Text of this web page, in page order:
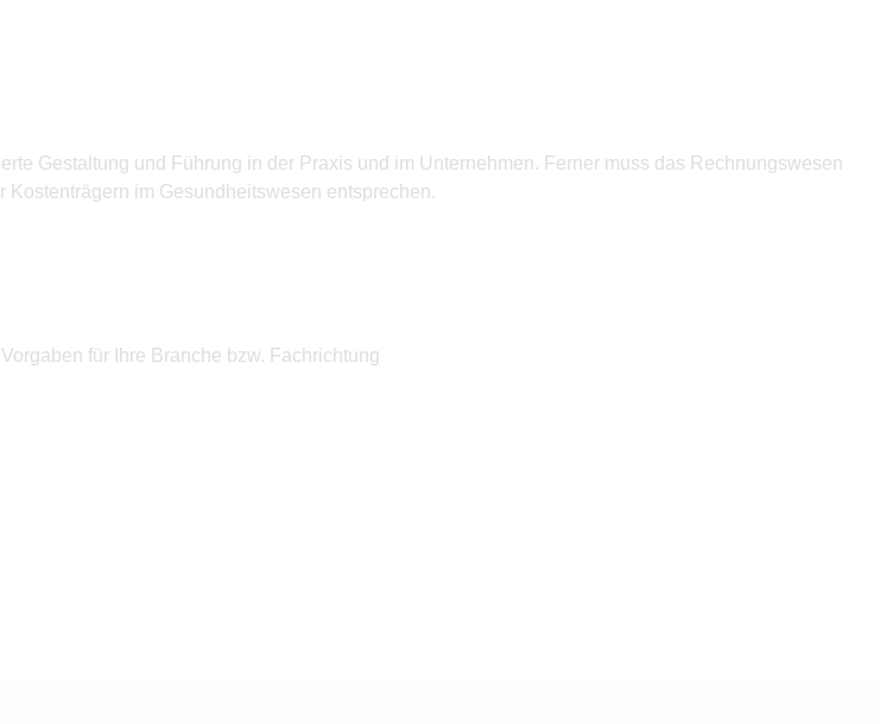
Gestaltung und Führung in der Praxis und im Unternehmen. Ferner muss das Rechnungswesen
im Gesundheitswesen entsprechen.
für Ihre Branche bzw. Fachrichtung